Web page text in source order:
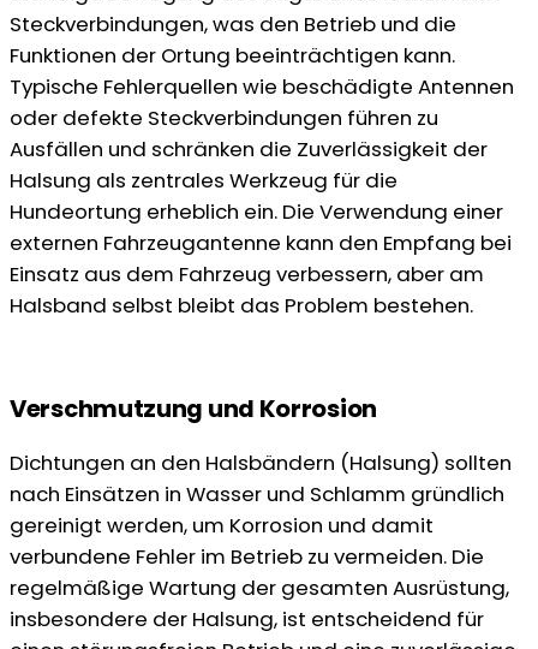
Steckverbindungen, was den Betrieb und die
Funktionen der Ortung beeinträchtigen kann.
Typische Fehlerquellen wie beschädigte Antennen
oder defekte Steckverbindungen führen zu
Ausfällen und schränken die Zuverlässigkeit der
Halsung als zentrales Werkzeug für die
Hundeortung erheblich ein. Die Verwendung einer
externen Fahrzeugantenne kann den Empfang bei
Einsatz aus dem Fahrzeug verbessern, aber am
Halsband selbst bleibt das Problem bestehen.
Verschmutzung und Korrosion
Dichtungen an den Halsbändern (Halsung) sollten
nach Einsätzen in Wasser und Schlamm gründlich
gereinigt werden, um Korrosion und damit
verbundene Fehler im Betrieb zu vermeiden. Die
regelmäßige Wartung der gesamten Ausrüstung,
insbesondere der Halsung, ist entscheidend für